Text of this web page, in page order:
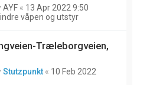
AYF « 13 Apr 2022 9:50
våpen og utstyr
Træleborgveien,
Stutzpunkt « 10 Feb 2022